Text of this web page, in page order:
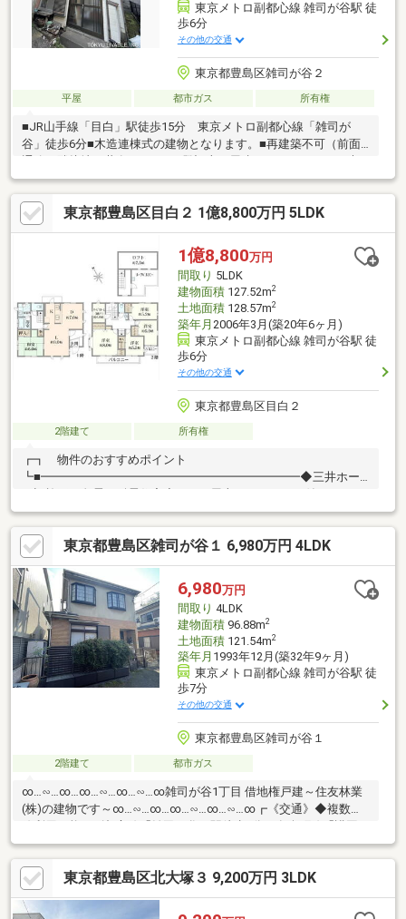
東京メトロ副都心線 雑司が谷駅 徒
歩6分
その他の交通
東京都豊島区雑司が谷２
平屋 都市ガス 所有権
■JR山手線「目白」駅徒歩15分 東京メトロ副都心線「雑司が
谷」徒歩6分■木造連棟式の建物となります。■再建築不可（前面
造2階建てとなります。 （2階部分が未登記となります。）■売
主の契約不適合責任（建物・土地）は、免責となります。■土地
面積の他に通路持分約7m2×１/2あり。
東京都豊島区目白２ 1億8,800万円 5LDK
1億8,800万円
間取り 5LDK
建物面積127.52m2
土地面積128.57m2
築年月 2006年3月(築20年6ヶ月)
東京メトロ副都心線 雑司が谷駅 徒
歩6分
その他の交通
東京都豊島区目白２
2階建て 所有権
┏┓ 物件のおすすめポイント
┗■━━━━━━━━━━━━━━━━━━━━━━◆三井ホー
ム旧施工の免震・耐震住宅◆5LDK×屋上ルーフテラス付きのゆと
りある邸宅◆約7.5帖のロフト収納付き◆全居室に収納有り◆3駅
3路線利用可能・JR山手線「目白駅」徒歩7分・東京メトロ副都心
線「雑司が谷駅」徒歩6分・JR、東京メトロ、東武東上線「池袋
駅」徒歩10分◆モニター付きインターホン・ダブルロックドア・
電動シャッター採用◆屋上ルーフテラス付き！眺望・開放感良
好！
東京都豊島区雑司が谷１ 6,980万円 4LDK
6,980万円
間取り 4LDK
建物面積96.88m2
土地面積121.54m2
築年月 1993年12月(築32年9ヶ月)
東京メトロ副都心線 雑司が谷駅 徒
歩7分
その他の交通
東京都豊島区雑司が谷１
2階建て 都市ガス
∞…∽…∞…∞…∽…∞…∽…∞雑司が谷1丁目 借地権戸建～住友林業
(株)の建物です～∞…∽…∞…∞…∽…∞…∽…∞┏《交通》◆複数路
寺」駅徒歩12分┏《物件概要》・建物施工：住友林業(株)・建物
面積：96.88㎡・間取り：4LDK・1階LD・K 約14畳・2階に居室3部
屋、各居室に収納あり・2階の3部屋のうち2部屋は風通しの良い
二面採光です。・キッチン・浴室・洗面室・お手洗いなど各種水
回りには 窓が設置されており湿気や臭いがこもりにくく衛生的
東京都豊島区北大塚３ 9,200万円 3LDK